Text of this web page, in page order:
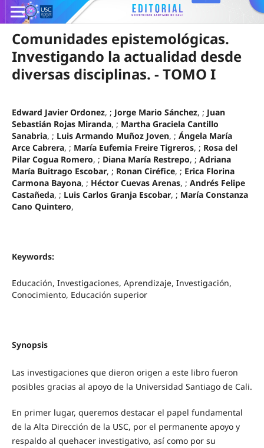
Comunidades epistemológicas.
Investigando la actualidad desde
diversas disciplinas. - TOMO I
Edward Javier Ordonez, ; Jorge Mario Sánchez, ; Juan
Sebastián Rojas Miranda, ; Martha Graciela Cantillo
Sanabria, ; Luis Armando Muñoz Joven, ; Ángela María
Arce Cabrera, ; María Eufemia Freire Tigreros, ; Rosa del
Pilar Cogua Romero, ; Diana María Restrepo, ; Adriana
María Buitrago Escobar, ; Ronan Ciréfice, ; Erica Florina
Carmona Bayona, ; Héctor Cuevas Arenas, ; Andrés Felipe
Castañeda, ; Luis Carlos Granja Escobar, ; María Constanza
Cano Quintero,
Keywords:
Educación, Investigaciones, Aprendizaje, Investigación,
Conocimiento, Educación superior
Synopsis
Las investigaciones que dieron origen a este libro fueron
posibles gracias al apoyo de la Universidad Santiago de Cali.
En primer lugar, queremos destacar el papel fundamental
de la Alta Dirección de la USC, por el permanente apoyo y
respaldo al quehacer investigativo, así como por su